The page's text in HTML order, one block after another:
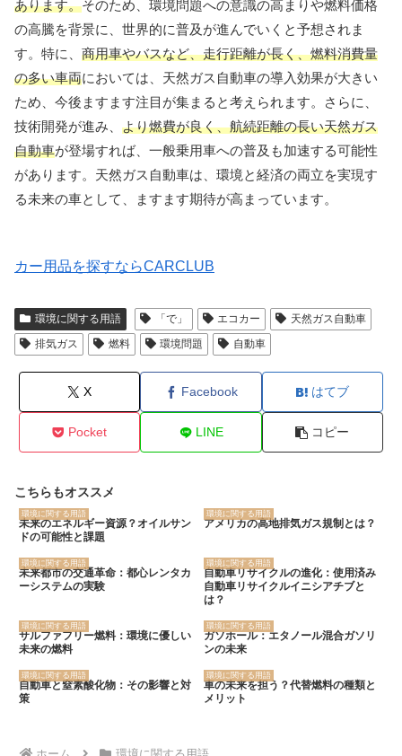
あります。そのため、環境問題への意識の高まりや燃料価格
の高騰を背景に、世界的に普及が進んでいくと予想されま
す。特に、 商用車やバスなど、走行距離が長く、燃料消費量
の多い車両においては、天然ガス自動車の導入効果が大きい
ため、今後ますます注目が集まると考えられます。さらに、
技術開発が進み、 より燃費が良く、航続距離の長い天然ガス
自動車が登場すれば、一般乗用車への普及も加速する可能性
があります。天然ガス自動車は、環境と経済の両立を実現す
る未来の車として、ますます期待が高まっています。
カー用品を探すならCARCLUB
環境に関する用語 「で」 エコカー
天然ガス自動車
排気ガス
燃料 環境問題 自動車
X Facebook はてブ
Pocket LINE コピー
こちらもオススメ
環境に関する用語
未来のエネルギー資源？オイルサン
ドの可能性と課題
環境に関する用語
アメリカの高地排気ガス規制とは？
環境に関する用語
未来都市の交通革命：都心レンタカ
ーシステムの実験
環境に関する用語
自動車リサイクルの進化：使用済み
自動車リサイクルイニシアチブと
は？
環境に関する用語
サルファフリー燃料：環境に優しい
未来の燃料
環境に関する用語
ガソホール：エタノール混合ガソリ
ンの未来
環境に関する用語
自動車と窒素酸化物：その影響と対
策
環境に関する用語
車の未来を担う？代替燃料の種類と
メリット